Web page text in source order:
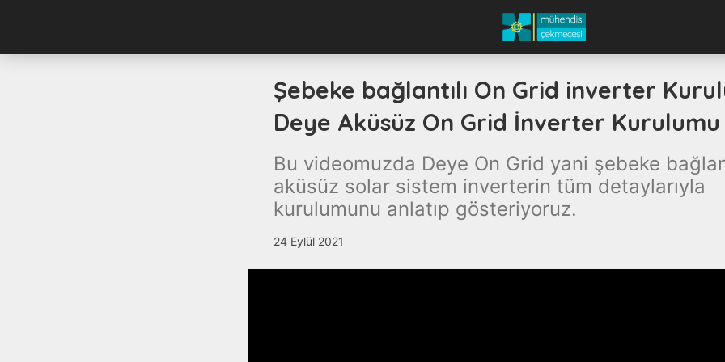
Şebeke bağlantılı On Grid inverter
Deye Aküsüz On Grid İnverter Kurulumu
Bu videomuzda Deye On Grid yani şebeke
aküsüz solar sistem inverterin tüm detaylarıyla
kurulumunu anlatıp gösteriyoruz.
24 Eylül 2021